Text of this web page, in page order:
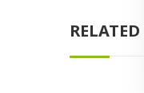
RELATED